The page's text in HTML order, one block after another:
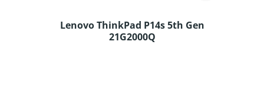
Lenovo ThinkPad P14s 5th Gen
21G2000Q